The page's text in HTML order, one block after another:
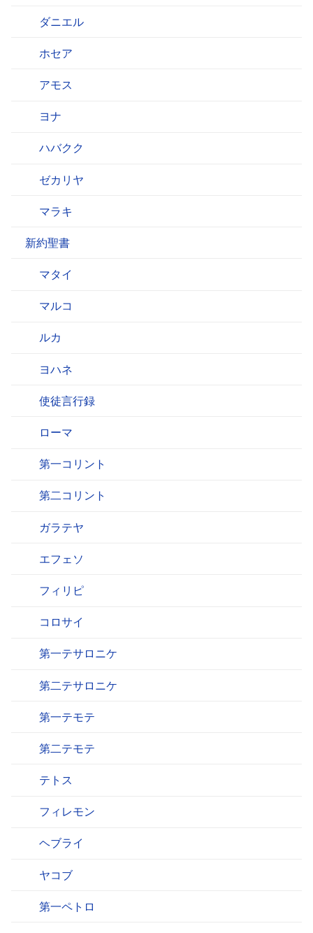
ダニエル
ホセア
アモス
ヨナ
ハバクク
ゼカリヤ
マラキ
新約聖書
マタイ
マルコ
ルカ
ヨハネ
使徒言行録
ローマ
第一コリント
第二コリント
ガラテヤ
エフェソ
フィリピ
コロサイ
第一テサロニケ
第二テサロニケ
第一テモテ
第二テモテ
テトス
フィレモン
ヘブライ
ヤコブ
第一ペトロ